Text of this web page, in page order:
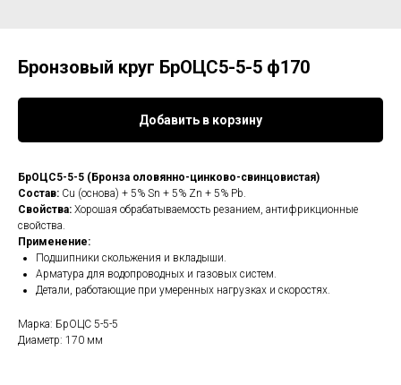
Бронзовый круг БрОЦС5-5-5 ф170
Добавить в корзину
БрОЦС5-5-5 (Бронза оловянно-цинково-свинцовистая)
Состав: Cu (основа) + 5% Sn + 5% Zn + 5% Pb.
Свойства: Хорошая обрабатываемость резанием, антифрикционные
свойства.
Применение:
Подшипники скольжения и вкладыши.
Арматура для водопроводных и газовых систем.
Детали, работающие при умеренных нагрузках и скоростях.
Марка: БрОЦС 5-5-5
Диаметр: 170 мм